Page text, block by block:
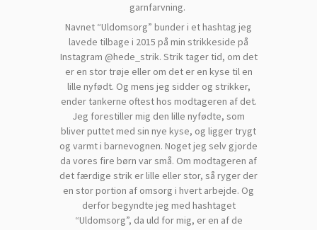
garnfarvning.
Navnet “Uldomsorg” bunder i et hashtag jeg
lavede tilbage i 2015 på min strikkeside på
Instagram @hede_strik. Strik tager tid, om det
er en stor trøje eller om det er en kyse til en
lille nyfødt. Og mens jeg sidder og strikker,
ender tankerne oftest hos modtageren af det.
Jeg forestiller mig den lille nyfødte, som
bliver puttet med sin nye kyse, og ligger trygt
og varmt i barnevognen. Noget jeg selv gjorde
da vores fire børn var små. Om modtageren af
det færdige strik er lille eller stor, så ryger der
en stor portion af omsorg i hvert arbejde. Og
derfor begyndte jeg med hashtaget
“Uldomsorg”, da uld for mig, er en af de